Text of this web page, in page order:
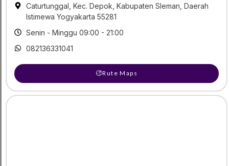
Caturtunggal, Kec. Depok, Kabupaten Sleman, Daerah
Istimewa Yogyakarta 55281
Senin - Minggu 09:00 - 21:00
082136331041
Rute Maps